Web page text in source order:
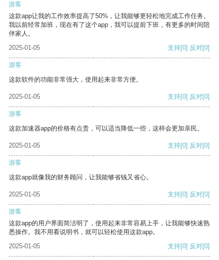
游客
这款app让我的工作效率提高了50%，让我能够更轻松地完成工作任务。
我以前经常加班，现在有了这个app，我可以提前下班，有更多的时间陪
伴家人。
2025-01-05
支持[0] 反对[0]
游客
这款软件的功能非常强大，使用起来非常方便。
2025-01-05 支持[0] 反对[0]
游客
这款加速器app的价格有点贵，可以适当降低一些，这样会更加亲民。
2025-01-05 支持[0] 反对[0]
游客
这款app就像我的财务顾问，让我能够省钱又省心。
2025-01-05 支持[0] 反对[0]
游客
这款app的用户界面简洁明了，使用起来非常容易上手，让我能够快速熟
悉操作。我不用看说明书，就可以轻松使用这款app。
2025-01-05
支持[0] 反对[0]